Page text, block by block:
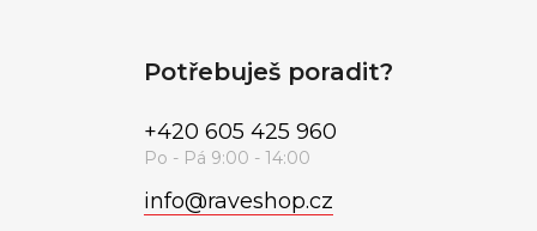
Potřebuješ poradit?
info@raveshop.cz
+420 605 425 960